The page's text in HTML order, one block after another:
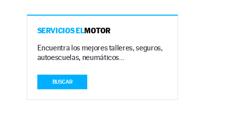
SERVICIOS ELMOTOR
Encuentra los mejores talleres, seguros,
autoescuelas, neumáticos…
BUSCAR